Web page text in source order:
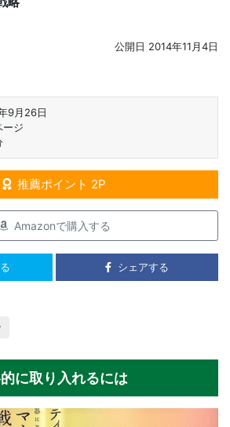
公開日 2014年11月4日
9月26日
ージ
推薦ポイント 2P
Amazonで購入する
シェアする
に取り入れるには